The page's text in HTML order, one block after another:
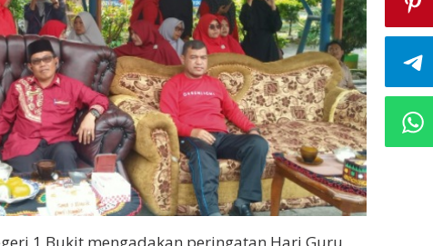
1 Bukit mengadakan peringatan Hari Guru